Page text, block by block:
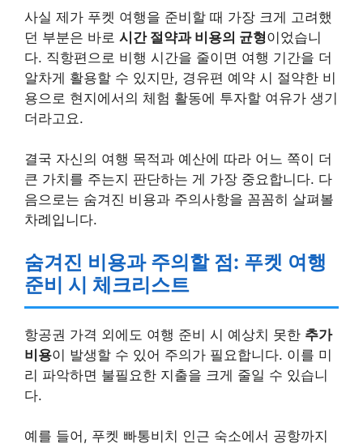
사실 제가 푸켓 여행을 준비할 때 가장 크게 고려했
던 부분은 바로 시간 절약과 비용의 균형이었습니
다. 직항편으로 비행 시간을 줄이면 여행 기간을 더
알차게 활용할 수 있지만, 경유편 예약 시 절약한 비
용으로 현지에서의 체험 활동에 투자할 여유가 생기
더라고요.
결국 자신의 여행 목적과 예산에 따라 어느 쪽이 더
큰 가치를 주는지 판단하는 게 가장 중요합니다. 다
음으로는 숨겨진 비용과 주의사항을 꼼꼼히 살펴볼
차례입니다.
숨겨진 비용과 주의할 점: 푸켓 여행
준비 시 체크리스트
항공권 가격 외에도 여행 준비 시 예상치 못한 추가
비용이 발생할 수 있어 주의가 필요합니다. 이를 미
리 파악하면 불필요한 지출을 크게 줄일 수 있습니
다.
예를 들어, 푸켓 빠통비치 인근 숙소에서 공항까지